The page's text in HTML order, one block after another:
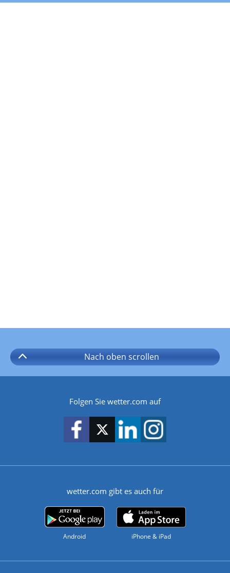
Nach oben scrollen
Folgen Sie wetter.com auf
wetter.com gibt es auch für
Android iPhone & iPad